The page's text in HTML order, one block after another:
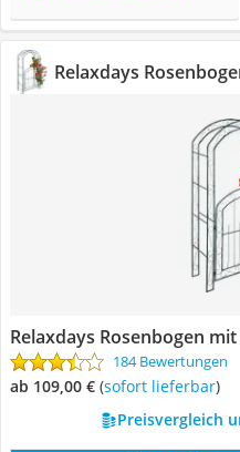
Relaxdays
Relaxdays Rosenbogen
184 Bewertungen
ab 109,00 € ( Sofort lieferbar)
Preisvergleich